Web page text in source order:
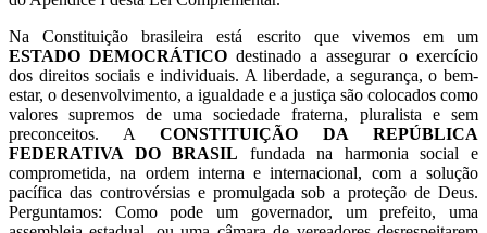
Na Constituição brasileira está escrito que vivemos em um
ESTADO DEMOCRÁTICO destinado a assegurar o exercício
dos direitos sociais e individuais. A liberdade, a segurança, o bem-
estar, o desenvolvimento, a igualdade e a justiça são colocados como
valores supremos de uma sociedade fraterna, pluralista e sem
preconceitos. A CONSTITUIÇÃO DA REPÚBLICA
FEDERATIVA DO BRASIL fundada na harmonia social e
comprometida, na ordem interna e internacional, com a solução
pacífica das controvérsias e promulgada sob a proteção de Deus.
Perguntamos: Como pode um governador, um prefeito, uma